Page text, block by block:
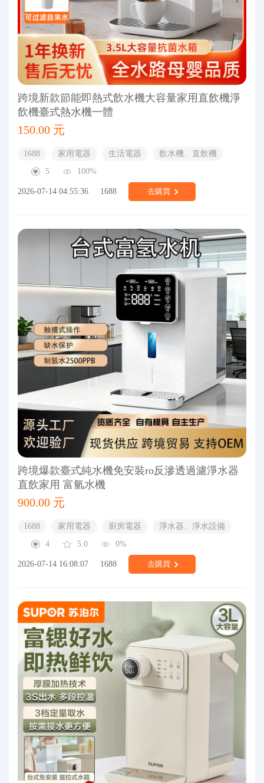
跨境新款節能即熱式飲水機大容量家用直飲機淨
飲機臺式熱水機一體
150.00 元
1688 家用電器 生活電器
飲水機、直飲機
5
100%
2026-07-14 04:55:36 1688 去購買
跨境爆款臺式純水機免安裝ro反滲透過濾淨水器
直飲家用 富氫水機
900.00 元
1688 家用電器 廚房電器
淨水器、淨水設備
4
5.0 0%
2026-07-14 16:08:07 1688 去購買